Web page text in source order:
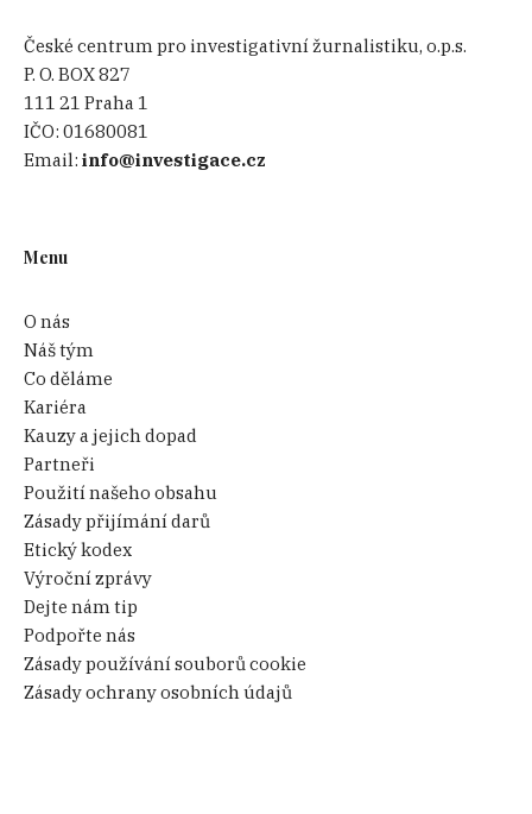
České centrum pro investigativní žurnalistiku, o.p.s.
P. O. BOX 827
111 21 Praha 1
IČO:01680081
Email:info@investigace.cz
Menu
O nás
Náš tým
Co děláme
Kariéra
Kauzy a jejich dopad
Partneři
Použití našeho obsahu
Zásady přijímání darů
Etický kodex
Výroční zprávy
Dejte nám tip
Podpořte nás
Zásady používání souborů cookie
Zásady ochrany osobních údajů